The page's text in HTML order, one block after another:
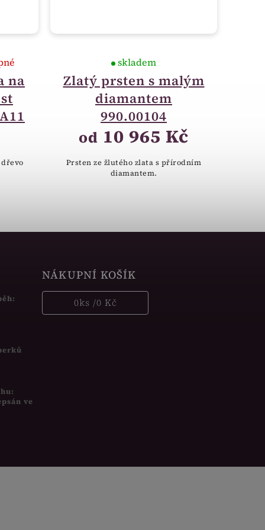
na
Zlatý prsten s malým
diamantem
990.00104
skladem
od 10 965 Kč
Prsten ze žlutého zlata s přírodním
diamantem.
ve
NÁKUPNÍ KOŠÍK
0ks /0 Kč